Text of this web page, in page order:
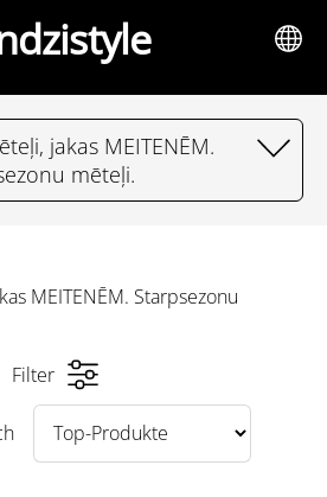
jakas MEITENĒM.
mēteļi.
MEITENĒM. Starpsezonu
Filter